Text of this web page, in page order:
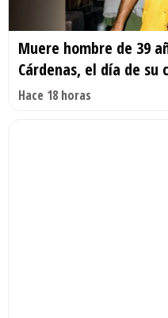
Muere hombre de 39
Cárdenas, el día de su
Hace 18 horas